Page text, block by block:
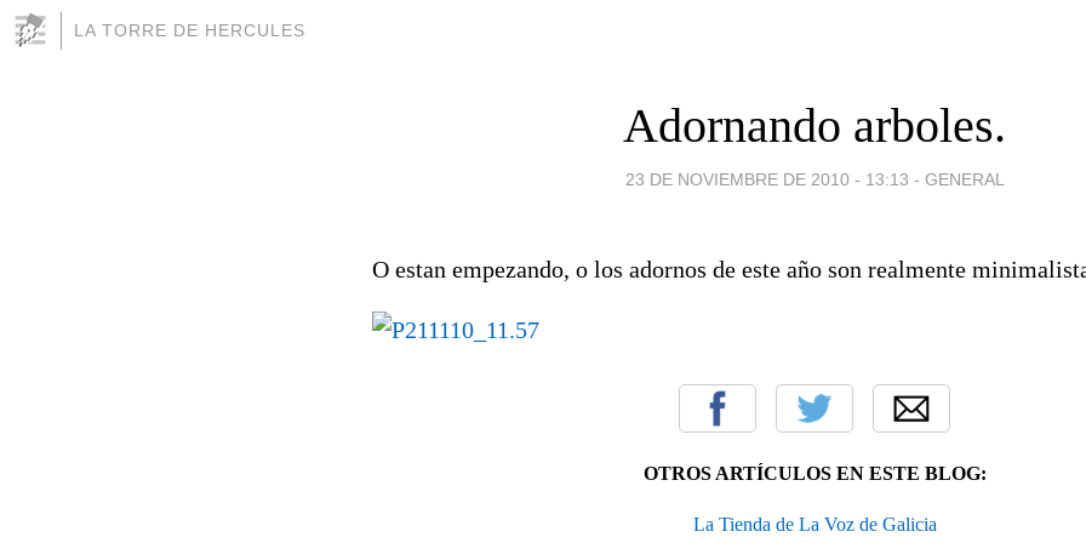
LA TORRE DE HERCULES
Adornando arboles.
23 DE NOVIEMBRE DE 2010 - 13:13 - GENERAL
O estan empezando, o los adornos de este año son realmente
OTROS ARTÍCULOS EN ESTE BLOG:
La Tienda de La Voz de Galicia